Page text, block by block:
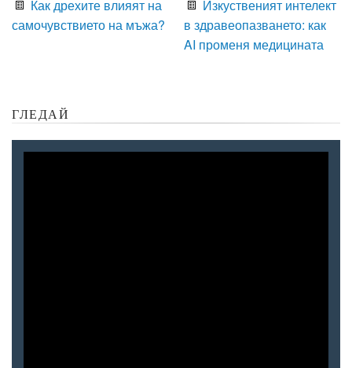
Как дрехите влияят на
самочувствието на мъжа?
Изкуственият интелект
в здравеопазването: как
AI променя медицината
ГЛЕДАЙ